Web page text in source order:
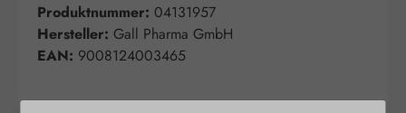
Produktnummer: 04131957
Hersteller: Gall Pharma GmbH
EAN: 9008124003465